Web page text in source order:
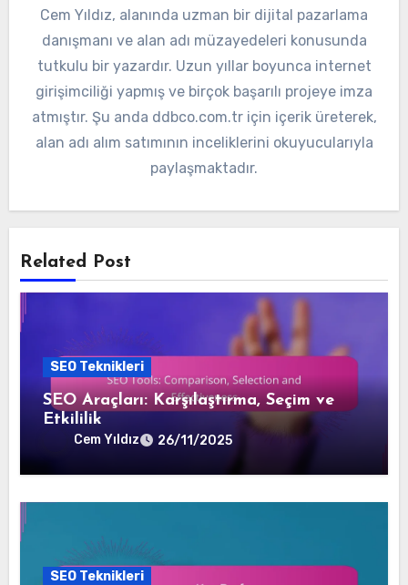
Cem Yıldız, alanında uzman bir dijital pazarlama
danışmanı ve alan adı müzayedeleri konusunda
tutkulu bir yazardır. Uzun yıllar boyunca internet
girişimciliği yapmış ve birçok başarılı projeye imza
atmıştır. Şu anda ddbco.com.tr için içerik üreterek,
alan adı alım satımının inceliklerini okuyucularıyla
paylaşmaktadır.
Related Post
SEO Teknikleri
SEO Araçları: Karşılaştırma, Seçim ve
Etkililik
Cem Yıldız 26/11/2025
SEO Teknikleri